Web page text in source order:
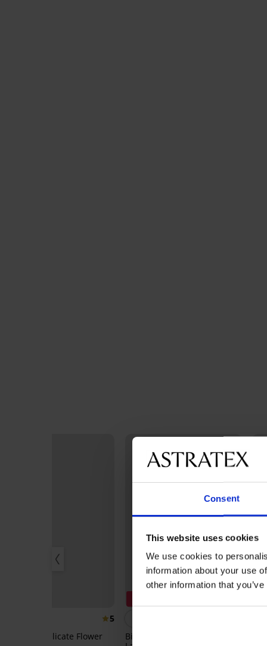
Consent
This website uses cookies
We use cookies to
information about your use
other information that
5
Delicate Flower
Biustonosz usztywniany Soft